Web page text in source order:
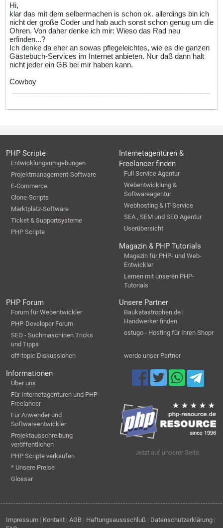
Hi,
klar das mit dem selbermachen is schon ok. allerdings bin ich
nicht der große Coder und hab auch sonst schon genug um die
Ohren. Von daher denke ich mir: Wieso das Rad neu
erfinden...?
Ich denke da eher an sowas pflegeleichtes, wie es die ganzen
Gästebuch-Services im Internet anbieten. Nur daß dann halt
nicht jeder ein GB bei mir haben kann.
Cowboy
PHP Scripte
Entwicklungsumgebungen
Projektmanagement-Software
E-Commerce
Clone-Scripts
Marktplatz-Software
Ticket & Supportsysteme
PHP Scripte
Internetagenturen &
Freelancer finden
Full Service Agentur
Webentwicklung &
Softwareagentur
Webhosting & IT-Service
SEA , SEM und SEO Agentur
Userübersicht
Magazin & PHP Tutorials
Magazin für PHP- und Web-
Entwickler
Lernen mit unseren PHP-
Tutorials
PHP Forum
Forum für Webentwickler
PHP-Developer Forum
SEO - Suchmaschinen Tricks
und Tipps
off-topic Diskussionen
Unsere Partner
Baukatastrophen.de |
Handwerker finden
estugo - Hosting für Ihren Shopr
werde unser Partner
Informationen
Über uns
Für Internetagenturen und PHP-
Freelancer
Für Anwender und
Softwareentwickler
Projektausschreibung
veröffentlichen
PHP Scripte verkaufen
* Unsere Preise
Glossar
Jetzt auf unserer Seite:
Impressum | Kontakt | AGB | Haftungsaussschluß | Datenschutzerklärung |